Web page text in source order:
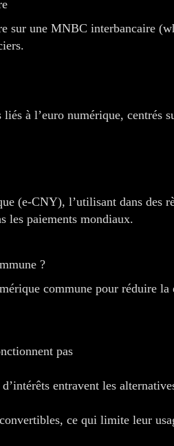
sur une MNBC interbancaire
à l’euro numérique,
(e-CNY), l’utilisant dans des
les paiements mondiaux.
?
commune pour réduire
pas
entravent les
ce qui limite leur